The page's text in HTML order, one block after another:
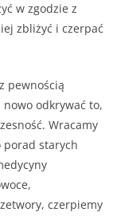
w zgodzie z
zbliżyć i czerpać
pewnością
odkrywać to,
Wracamy
porad starych
czerpiemy